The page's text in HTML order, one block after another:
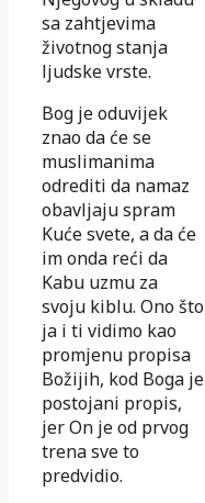
sa zahtjevima
životnog stanja
ljudske vrste.
Bog je oduvijek
znao da će se
muslimanima
odrediti da namaz
obavljaju spram
Kuće svete, a da će
im onda reći da
Kabu uzmu za
svoju kiblu. Ono što
ja i ti vidimo kao
promjenu propisa
Božijih, kod Boga je
postojani propis,
jer On je od prvog
trena sve to
predvidio.